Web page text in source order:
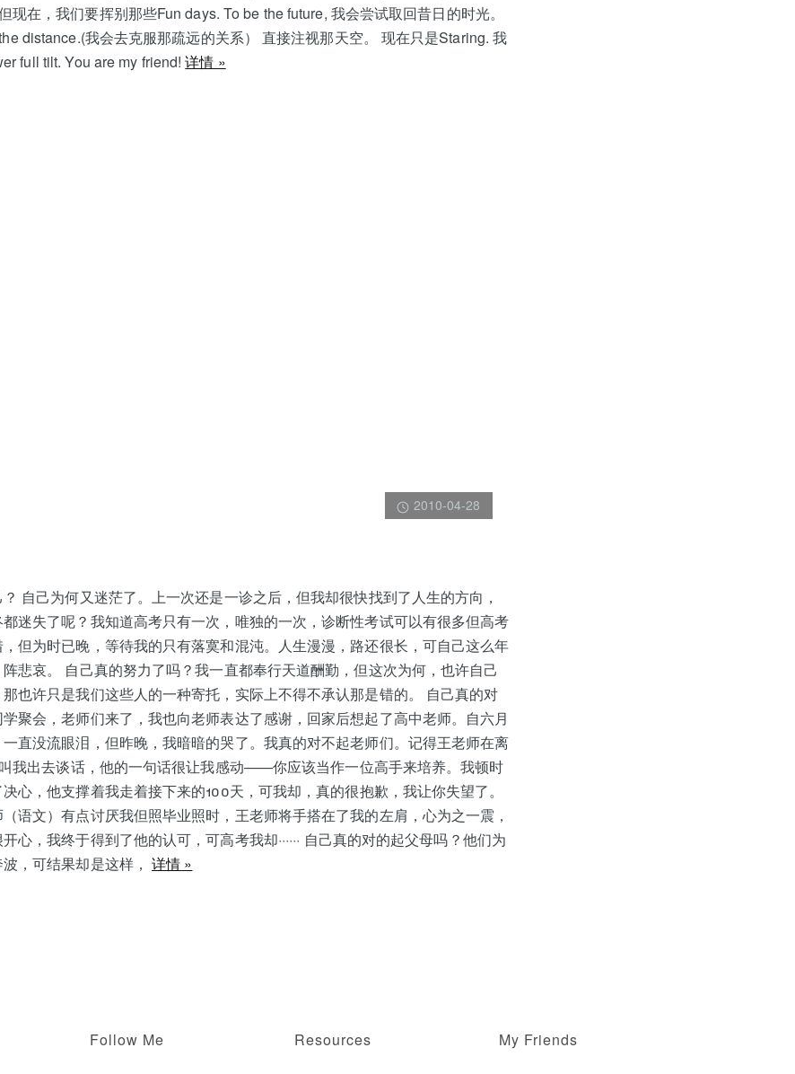
现在，我们要挥别那些Fun days. To be the future, 我会尝试取回昔日的时光。
distance.(我会去克服那疏远的关系） 直接注视那天空。 现在只是Staring. 我
full tilt. You are my friend!详情 »
2010-04-28
自己为何又迷茫了。上一次还是一诊之后，但我却很快找到了人生的方向，
迷失了呢？我知道高考只有一次，唯独的一次，诊断性考试可以有很多但高考
但为时已晚，等待我的只有落寞和混沌。人生漫漫，路还很长，可自己这么年
悲哀。 自己真的努力了吗？我一直都奉行天道酬勤，但这次为何，也许自己
也许只是我们这些人的一种寄托，实际上不得不承认那是错的。 自己真的对
聚会，老师们来了，我也向老师表达了感谢，回家后想起了高中老师。自六月
直没流眼泪，但昨晚，我暗暗的哭了。我真的对不起老师们。记得王老师在离
我出去谈话，他的一句话很让我感动——你应该当作一位高手来培养。我顿时
心，他支撑着我走着接下来的100天，可我却，真的很抱歉，我让你失望了。
语文）有点讨厌我但照毕业照时，王老师将手搭在了我的左肩，心为之一震，
心，我终于得到了他的认可，可高考我却······ 自己真的对的起父母吗？他们为
，可结果却是这样，详情 »
Follow Me Resources My Friends